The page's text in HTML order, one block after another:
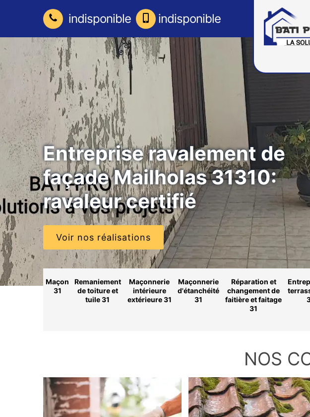
indisponible indisponible
Entreprise ravalement de
façade Mailholas 31310:
ravaleur certifié
Voir nos réalisations
Maçon
31
Remaniement
de toiture et
tuile 31
Maçonnerie
intérieure
extérieure 31
Maçonnerie
d'étanchéité
31
Réparation et
changement de
faitière et faitage
31
NOS